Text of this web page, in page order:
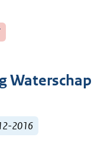
Waterschap
2016